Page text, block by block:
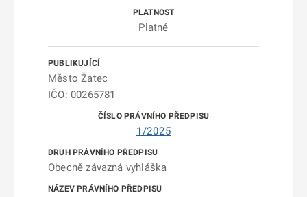
Platné
Město Žatec
IČO: 00265781
1/2025
Obecně závazná vyhláška